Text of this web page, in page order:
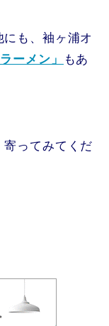
も、袖ヶ浦オ
ーメン」
もあ
ってみてくだ